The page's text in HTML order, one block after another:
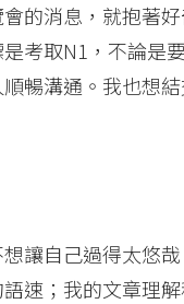
的消息，就抱著
考取N1，不論是
暢溝通。我也想
讓自己過得太悠
速；我的文章理